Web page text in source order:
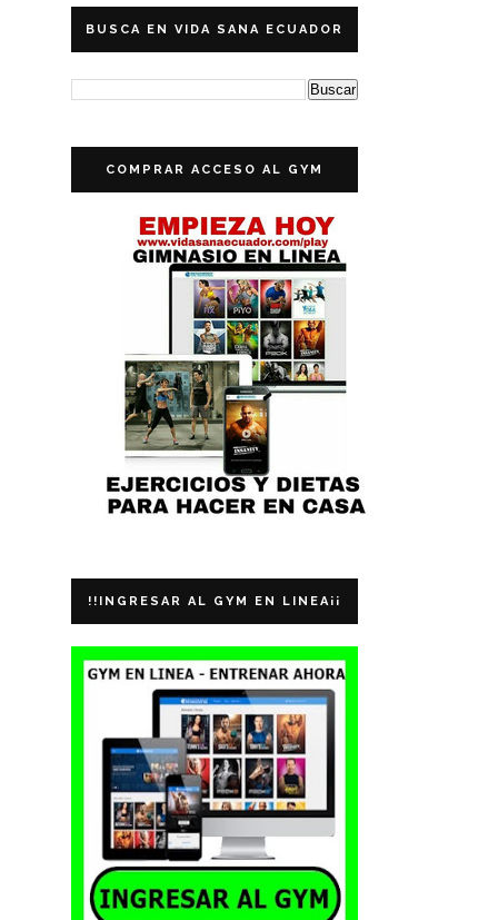
BUSCA EN VIDA SANA ECUADOR
COMPRAR ACCESO AL GYM
!!INGRESAR AL GYM EN LINEA¡¡